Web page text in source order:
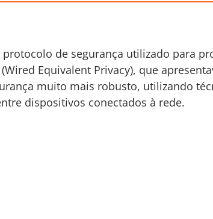
protocolo de segurança utilizado para
Equivalent Privacy), que
muito mais robusto, utilizando
dispositivos conectados à rede.